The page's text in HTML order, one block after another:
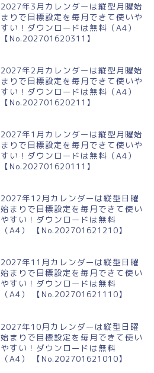
2027年3月カレンダーは縦型月曜始
まりで目標設定を毎月できて使いや
すい！ダウンロードは無料（A4）
【No.202701620311】
2027年2月カレンダーは縦型月曜始
まりで目標設定を毎月できて使いや
すい！ダウンロードは無料（A4）
【No.202701620211】
2027年1月カレンダーは縦型月曜始
まりで目標設定を毎月できて使いや
すい！ダウンロードは無料（A4）
【No.202701620111】
2027年12月カレンダーは縦型日曜
始まりで目標設定を毎月できて使い
やすい！ダウンロードは無料
（A4） 【No.202701621210】
2027年11月カレンダーは縦型日曜
始まりで目標設定を毎月できて使い
やすい！ダウンロードは無料
（A4） 【No.202701621110】
2027年10月カレンダーは縦型日曜
始まりで目標設定を毎月できて使い
やすい！ダウンロードは無料
（A4） 【No.202701621010】